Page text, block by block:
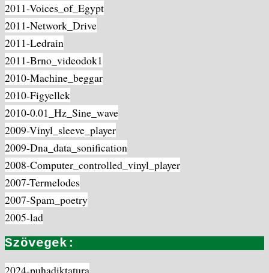
2011-Voices_of_Egypt
2011-Network_Drive
2011-Ledrain
2011-Brno_videodok1
2010-Machine_beggar
2010-Figyellek
2010-0.01_Hz_Sine_wave
2009-Vinyl_sleeve_player
2009-Dna_data_sonification
2008-Computer_controlled_vinyl_player
2007-Termelodes
2007-Spam_poetry
2005-lad
Szövegek:
2024-puhadiktatura